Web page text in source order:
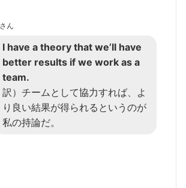
ん
I have a theory that we’ll have
better results if we work as a
team.
訳）チームとして協力すれば、よ
り良い結果が得られるというのが
私の持論だ。